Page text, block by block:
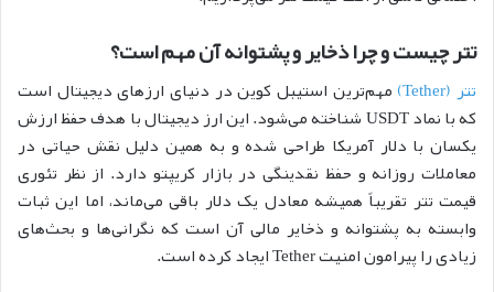
تتر چیست و چرا ذخایر و پشتوانه آن مهم است؟
تتر (Tether)
مهم‌ترین استیبل کوین در دنیای ارزهای دیجیتال است
که با نماد USDT شناخته می‌شود. این ارز دیجیتال با هدف حفظ ارزش
یکسان با دلار آمریکا طراحی شده و به همین دلیل نقش حیاتی در
معاملات روزانه و حفظ نقدینگی در بازار کریپتو دارد. از نظر تئوری
قیمت تتر تقریباً همیشه معادل یک دلار باقی می‌ماند، اما این ثبات
وابسته به پشتوانه و ذخایر مالی آن است که نگرانی‌ها و بحث‌های
زیادی را پیرامون امنیت Tether ایجاد کرده است.